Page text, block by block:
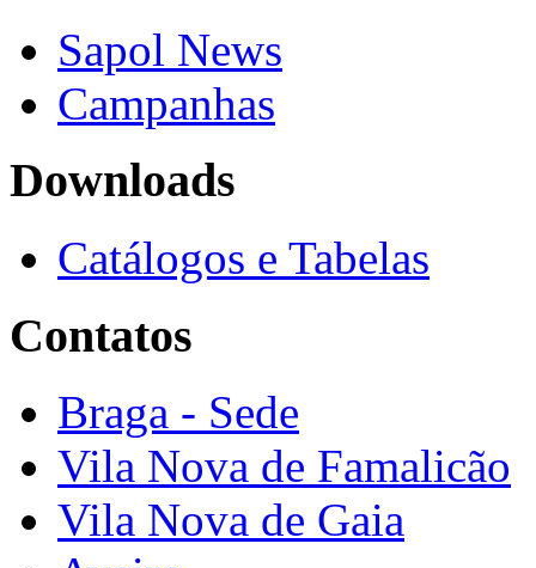
Sapol News
Campanhas
Downloads
Catálogos e Tabelas
Contatos
Braga - Sede
Vila Nova de Famalicão
Vila Nova de Gaia